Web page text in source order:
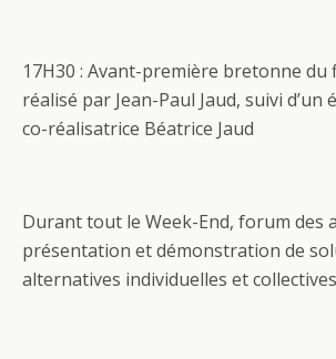
17H30 : Avant-première bretonne du
réalisé par Jean-Paul Jaud, suivi d’un
co-réalisatrice Béatrice Jaud
Durant tout le Week-End, forum des
présentation et démonstration de
alternatives individuelles et